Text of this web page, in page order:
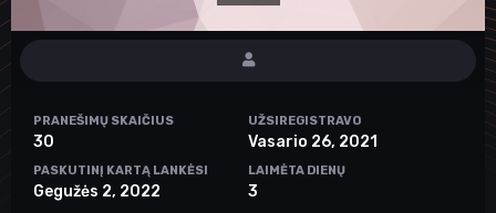
PRANEŠIMŲ SKAIČIUS
30
UŽSIREGISTRAVO
Vasario 26, 2021
PASKUTINĮ KARTĄ LANKĖSI
Gegužės 2, 2022
LAIMĖTA DIENŲ
3